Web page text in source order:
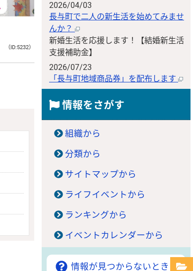
（ID:5232）
2026/04/03
長与町で二人の新生活を始めてみませ
んか？
新婚生活を応援します！【結婚新生活
支援補助金】
2026/07/23
「長与町地域商品券」を配布します
情報をさがす
組織から
分類から
サイトマップから
ライフイベントから
ランキングから
イベントカレンダーから
情報が見つからないときは